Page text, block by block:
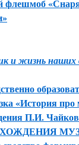
флешмоб
и жизнь
«История
П.И.